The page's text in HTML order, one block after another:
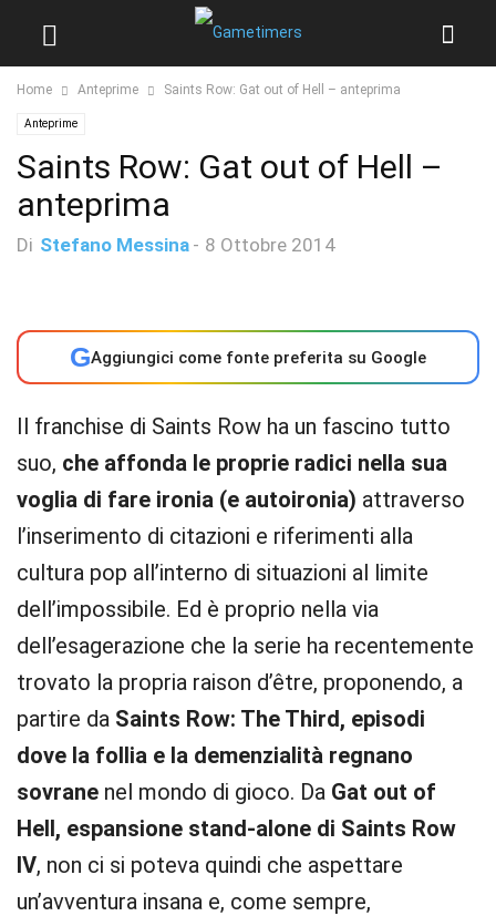
Home Anteprime Saints Row: Gat out of Hell – anteprima
Anteprime
Saints Row: Gat out of Hell –
anteprima
Di Stefano Messina - 8 Ottobre 2014
GAggiungici come fonte preferita su Google
Il franchise di Saints Row ha un fascino tutto
suo, che affonda le proprie radici nella sua
voglia di fare ironia (e autoironia) attraverso
l’inserimento di citazioni e riferimenti alla
cultura pop all’interno di situazioni al limite
dell’impossibile. Ed è proprio nella via
dell’esagerazione che la serie ha recentemente
trovato la propria raison d’être, proponendo, a
partire da Saints Row: The Third, episodi
dove la follia e la demenzialità regnano
sovrane nel mondo di gioco. Da Gat out of
Hell, espansione stand-alone di Saints Row
IV, non ci si poteva quindi che aspettare
un’avventura insana e, come sempre,